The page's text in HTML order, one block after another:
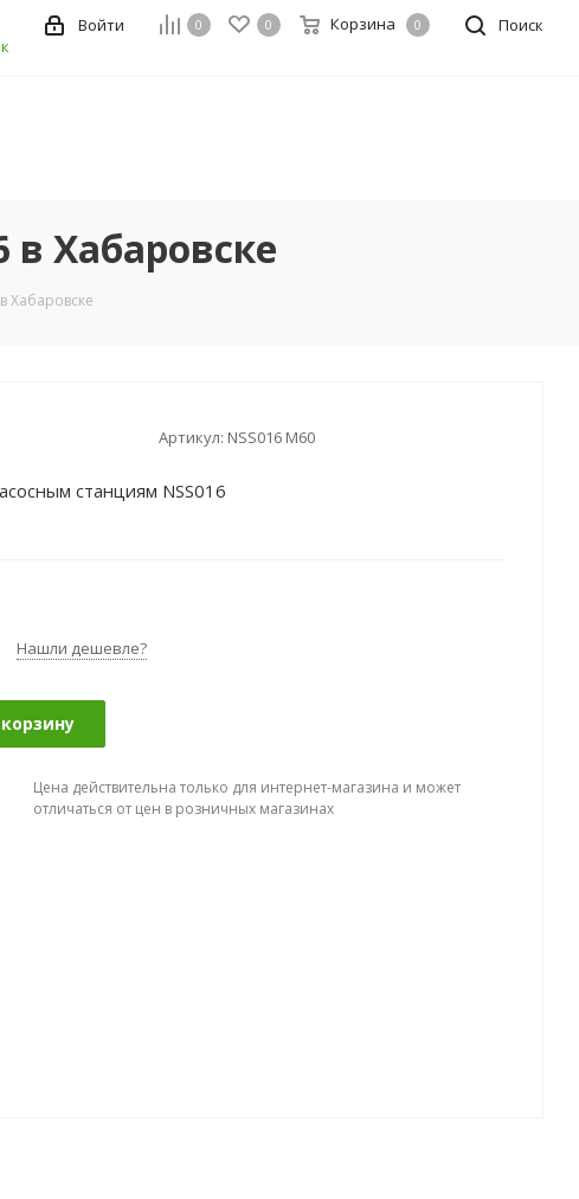
Поиск
0 0 Корзина 0
Войти
Хабаровске
Хабаровске
Артикул: NSS016 М60
станциям NSS016
Нашли дешевле?
Цена действительна только для интернет-магазина и может
отличаться от цен в розничных магазинах